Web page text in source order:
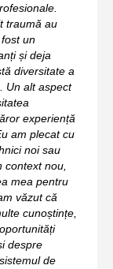
traumă au
un
și deja
diversitate a
Un alt aspect
experiență
am plecat cu
noi sau
context nou,
mea pentru
văzut că
cunoștințe,
despre
de